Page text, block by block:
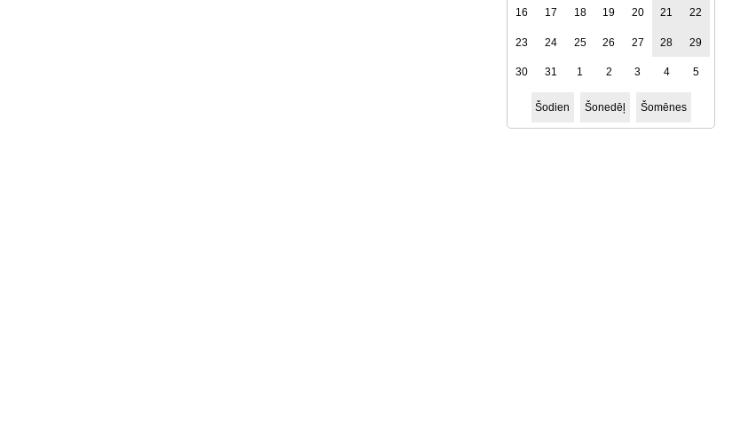
16 17 18 19 20 21 22
23 24 25 26 27 28 29
30 31 1 2 3 4 5
Šodien Šonedēļ Šomēnes